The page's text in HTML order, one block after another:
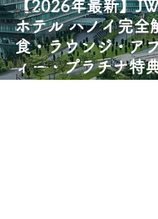
ダナン
ホイアン
観光スポッ
ト・エリア
【2026年最新】
ホテル ハノイ完全
食・ラウンジ・ア
ィー・プラチナ特